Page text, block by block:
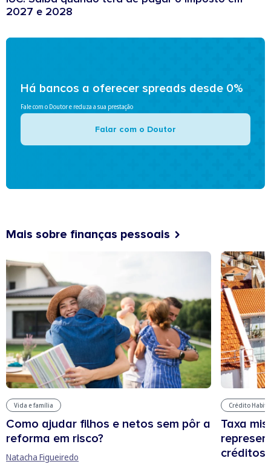
2027 e 2028
Há bancos a oferecer spreads desde 0%
Fale com o Doutor e reduza a sua prestação
Falar com o Doutor
Mais sobre finanças pessoais
Vida e família
Como ajudar filhos e netos sem pôr a
reforma em risco?
Natacha Figueiredo
Crédito
Taxa
créditos